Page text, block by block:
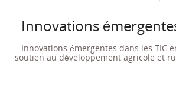
Innovations
Innovations émergentes dans les TIC
soutien au développement agricole et